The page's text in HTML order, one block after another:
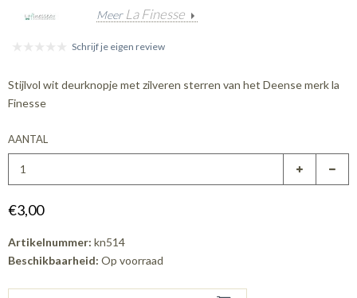
Meer La Finesse
Schrijf je eigen review
Stijlvol wit deurknopje met zilveren sterren van het Deense merk la
Finesse
AANTAL
€3,00
Artikelnummer: kn514
Beschikbaarheid: Op voorraad